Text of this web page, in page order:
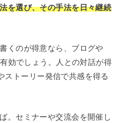
を選び、その手法を日々継続
くのが得意なら、ブログや
効でしょう。人との対話が得
トーリー発信で共感を得る
。セミナーや交流会を開催し